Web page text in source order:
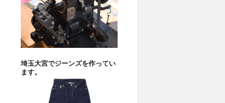
埼玉大宮でジーンズを作ってい
ます。